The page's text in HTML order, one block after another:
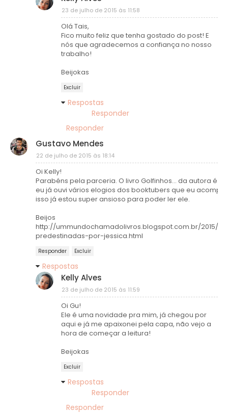
23 de julho de 2015 às 11:58
Olá Tais,
Fico muito feliz que tenha gostado do post! E
nós que agradecemos a confiança no nosso
trabalho!
Beijokas
Excluir
Respostas
Responder
Responder
Gustavo Mendes
22 de julho de 2015 às 18:14
Oi Kelly!
Parabéns pela parceria. O livro Golfinhos... da autora é
eu já ouvi vários elogios dos booktubers que eu
isso já estou super ansioso para poder ler ele.
Beijos
http://ummundochamadolivros.blogspot.com.br/2015/
predestinadas-por-jessica.html
Responder Excluir
Respostas
Kelly Alves
23 de julho de 2015 às 11:59
Oi Gu!
Ele é uma novidade pra mim, já chegou por
aqui e já me apaixonei pela capa, não vejo a
hora de começar a leitura!
Beijokas
Excluir
Respostas
Responder
Responder